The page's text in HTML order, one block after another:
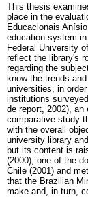
This thesis
place in the
Educacionais
education system
Federal University
reflect the library's
regarding the
know the trends
universities, in
institutions
de report, 2002),
comparative study
with the overall
university library
but its content is
(2000), one of the
Chile (2001) and
that the Brazilian
make and, in turn,